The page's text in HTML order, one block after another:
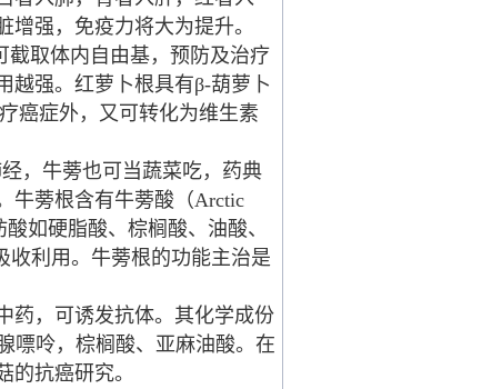
强，免疫力将大为提升。
取体内自由基，预防及治疗
越强。红萝卜根具有β-葫萝卜
癌症外，又可转化为维生素
，牛蒡也可当蔬菜吃，药典
牛蒡根含有牛蒡酸（Arctic
如硬脂酸、棕榈酸、油酸、
收利用。牛蒡根的功能主治是
药，可诱发抗体。其化学成份
嘌呤，棕榈酸、亚麻油酸。在
抗癌研究。